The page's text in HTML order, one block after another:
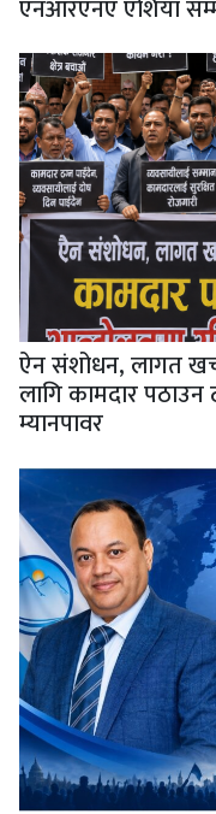
एनआरएनए एशिया
ऐन संशोधन, लागत
लागि कामदार पठाउन
म्यानपावर